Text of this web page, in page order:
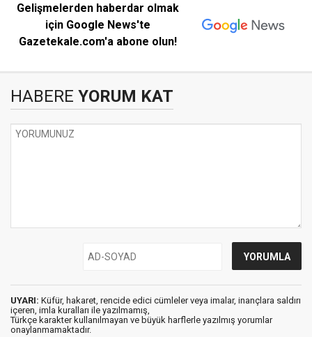
Gelişmelerden haberdar olmak
için Google News'te
Gazetekale.com'a abone olun!
HABERE YORUM KAT
UYARI: Küfür, hakaret, rencide edici cümleler veya imalar, inançlara saldırı
içeren, imla kuralları ile yazılmamış,
Türkçe karakter kullanılmayan ve büyük harflerle yazılmış yorumlar
onaylanmamaktadır.